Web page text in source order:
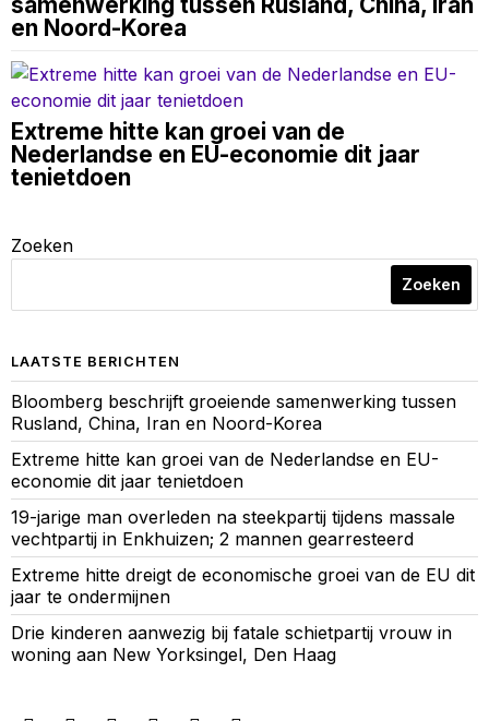
en Noord-Korea
Extreme hitte kan groei van de
Nederlandse en EU-economie dit jaar
tenietdoen
Zoeken
Zoeken
LAATSTE BERICHTEN
Bloomberg beschrijft groeiende samenwerking tussen
Rusland, China, Iran en Noord-Korea
Extreme hitte kan groei van de Nederlandse en EU-
economie dit jaar tenietdoen
19-jarige man overleden na steekpartij tijdens massale
vechtpartij in Enkhuizen; 2 mannen gearresteerd
Extreme hitte dreigt de economische groei van de EU dit
jaar te ondermijnen
Drie kinderen aanwezig bij fatale schietpartij vrouw in
woning aan New Yorksingel, Den Haag